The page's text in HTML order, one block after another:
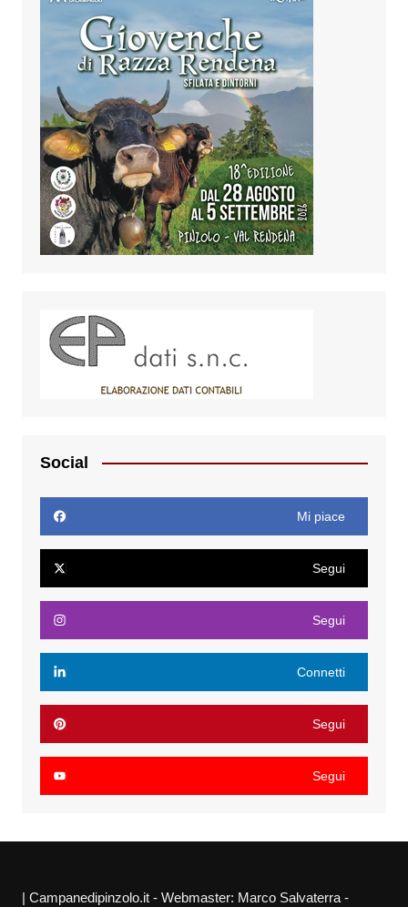
Social
Mi piace
Segui
Segui
Connetti
Segui
Segui
| Campanedipinzolo.it - Webmaster: Marco Salvaterra -